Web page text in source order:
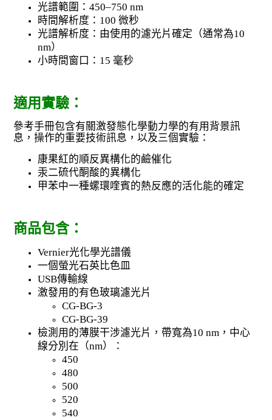
光譜範圍：450–750 nm
時間解析度：100 微秒
光譜解析度：由使用的濾光片確定（通常為10
nm）
小時間窗口：15 毫秒
適用實驗：
參考手冊包含有關激發態化學動力學的有用背景訊
息，操作的重要技術訊息，以及三個實驗：
康果紅的順反異構化的鹼催化
汞二硫代酮酸的異構化
甲苯中一種螺環喹賓的熱反應的活化能的確定
商品包含：
Vernier光化學光譜儀
一個螢光石英比色皿
USB傳輸線
激發用的有色玻璃濾光片
CG-BG-3
CG-BG-39
檢測用的薄膜干涉濾光片，帶寬為10 nm，中心
線分別在（nm）：
450
480
500
520
540